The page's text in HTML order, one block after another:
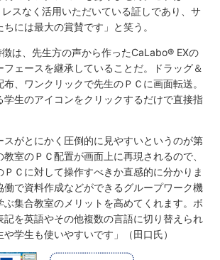
スなく活用いただいている証しであり、サ
には最大の賞賛です」と笑う。
は、先生方の声から作ったCaLabo® EXの
ェースを継承していることだ。ドラッグ＆
布、ワンクリックで先生のＰＣに画面転送。
学生のアイコンをクリックするだけで直接指
がとにかく圧倒的に見やすいというのが第
室のＰＣ配置が画面上に再現されるので、
Ｃに対して操作すべきか直感的に分かりま
働で資料作成などができるグループワーク機
ぶ集合教室のメリットを高めてくれます。ボ
記を英語やその他複数の言語に切り替えられ
学生も使いやすいです」（田口氏）